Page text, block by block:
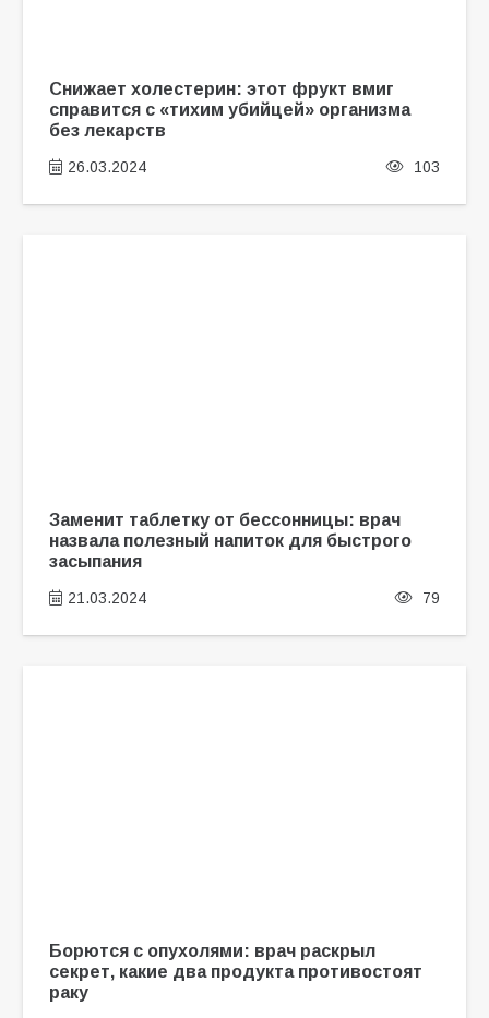
Снижает холестерин: этот фрукт вмиг
справится с «тихим убийцей» организма
без лекарств
26.03.2024 103
Заменит таблетку от бессонницы: врач
назвала полезный напиток для быстрого
засыпания
21.03.2024 79
Борются с опухолями: врач раскрыл
секрет, какие два продукта противостоят
раку